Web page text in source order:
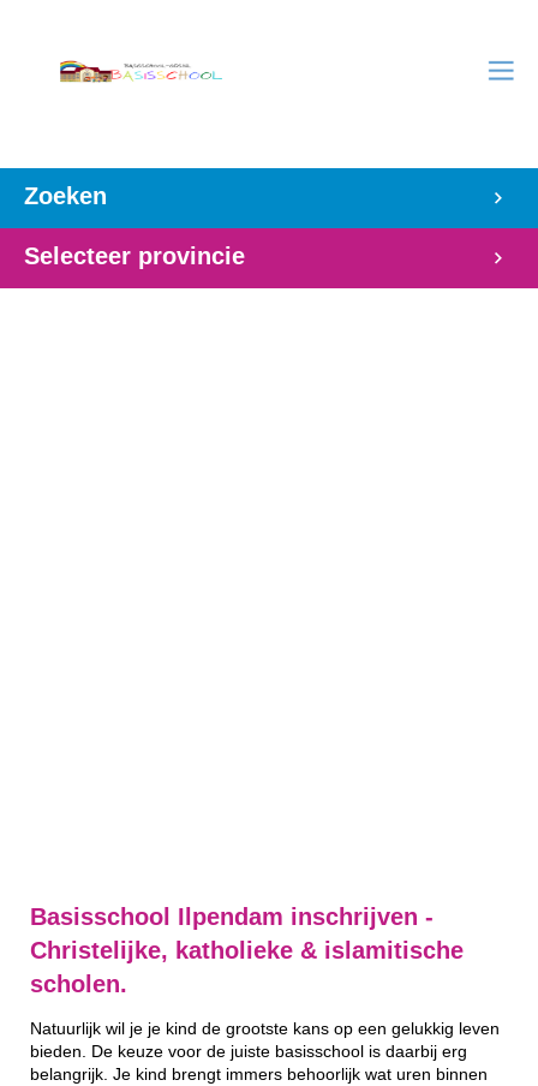
Zoeken
Selecteer provincie
Basisschool Ilpendam inschrijven -
Christelijke, katholieke & islamitische
scholen.
Natuurlijk wil je je kind de grootste kans op een gelukkig leven
bieden. De keuze voor de juiste basisschool is daarbij erg
belangrijk. Je kind brengt immers behoorlijk wat uren binnen